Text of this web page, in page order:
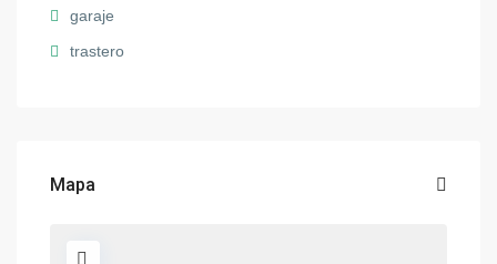
garaje
trastero
Mapa